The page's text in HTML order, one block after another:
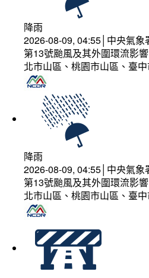
降雨
2026-08-09, 04:55│中央氣象
第13號颱風及其外圍環流影
北市山區、桃園市山區、臺
降雨
2026-08-09, 04:55│中央氣象
第13號颱風及其外圍環流影
北市山區、桃園市山區、臺